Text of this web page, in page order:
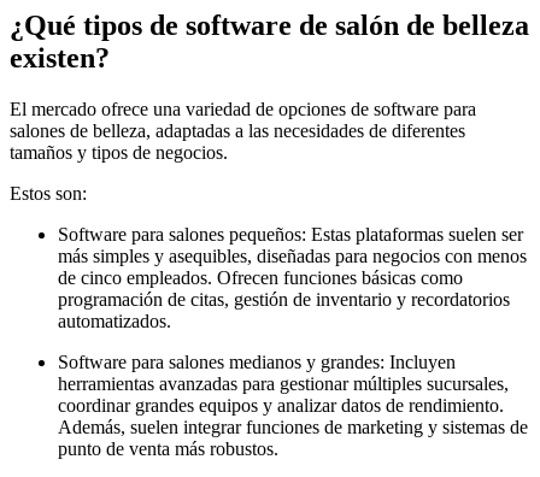
¿Qué tipos de software de salón de belleza
existen?
El mercado ofrece una variedad de opciones de software para
salones de belleza, adaptadas a las necesidades de diferentes
tamaños y tipos de negocios.
Estos son:
Software para salones pequeños: Estas plataformas suelen ser
más simples y asequibles, diseñadas para negocios con menos
de cinco empleados. Ofrecen funciones básicas como
programación de citas, gestión de inventario y recordatorios
automatizados.
Software para salones medianos y grandes: Incluyen
herramientas avanzadas para gestionar múltiples sucursales,
coordinar grandes equipos y analizar datos de rendimiento.
Además, suelen integrar funciones de marketing y sistemas de
punto de venta más robustos.